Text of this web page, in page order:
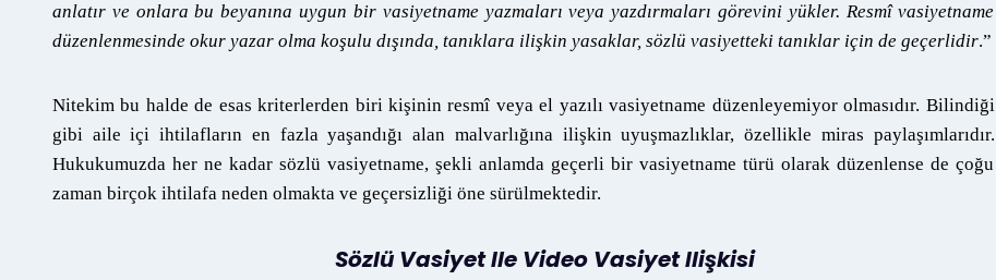
anlatır ve onlara bu beyanına uygun bir vasiyetname yazmaları veya yazdırmaları görevini yükler. Resmî vasiyetname
düzenlenmesinde okur yazar olma koşulu dışında, tanıklara ilişkin yasaklar, sözlü vasiyetteki tanıklar için de geçerlidir.”
Nitekim bu halde de esas kriterlerden biri kişinin resmî veya el yazılı vasiyetname düzenleyemiyor olmasıdır. Bilindiği
gibi aile içi ihtilafların en fazla yaşandığı alan malvarlığına ilişkin uyuşmazlıklar, özellikle miras paylaşımlarıdır.
Hukukumuzda her ne kadar sözlü vasiyetname, şekli anlamda geçerli bir vasiyetname türü olarak düzenlense de çoğu
zaman birçok ihtilafa neden olmakta ve geçersizliği öne sürülmektedir.
Sözlü Vasiyet Ile Video Vasiyet Ilişkisi